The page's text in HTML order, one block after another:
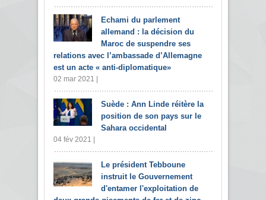
Echami du parlement
allemand : la décision du
Maroc de suspendre ses
relations avec l’ambassade d’Allemagne
est un acte « anti-diplomatique»
02 mar 2021 |
Suède : Ann Linde réitère la
position de son pays sur le
Sahara occidental
04 fév 2021 |
Le président Tebboune
instruit le Gouvernement
d'entamer l'exploitation de